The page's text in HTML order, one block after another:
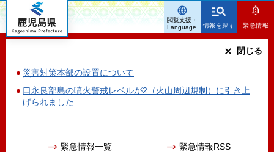
鹿児島県
情報を探す 緊急情報
災害対策本部の設置について
口永良部島の噴火警戒レベルが2（火山周辺規制）に引き上
げられました
緊急情報一覧 緊急情報RSS
閉じる
閲覧支援・
Language